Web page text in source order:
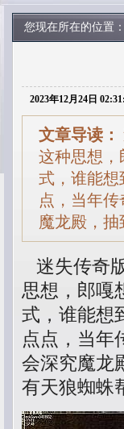
您现在所在的位置：
2023年12月24日
文章导读：
这种思想，
式，谁能想
点，当年
魔龙殿，
迷失传奇
思想，郎嘎
式，谁能想
点点，当年
会深究魔龙
有天狼蜘蛛